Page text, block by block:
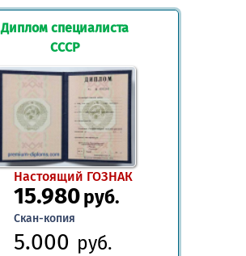
Диплом специалиста
СССР
Настоящий ГОЗНАК
15.980руб.
Скан-копия
5.000 руб.